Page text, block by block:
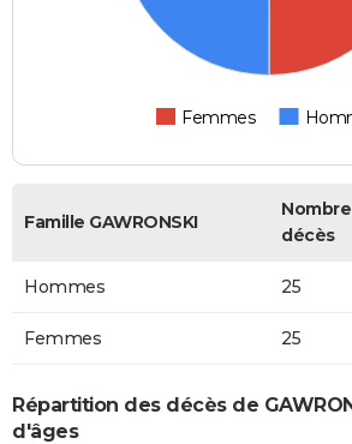
Femmes
Famille GAWRONSKI
décès
Hommes 25
Femmes 25
Répartition des décès de
d'âges